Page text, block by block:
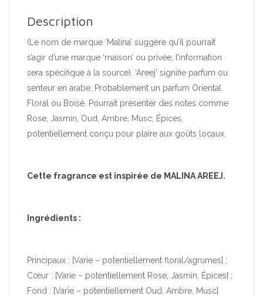
Description
(Le nom de marque ‘Malina’ suggère qu’il pourrait
s’agir d’une marque ‘maison’ ou privée, l’information
sera spécifique à la source). ‘Areej’ signifie parfum ou
senteur en arabe. Probablement un parfum Oriental
Floral ou Boisé. Pourrait présenter des notes comme
Rose, Jasmin, Oud, Ambre, Musc, Épices,
potentiellement conçu pour plaire aux goûts locaux.
Cette fragrance est inspirée de MALINA AREEJ.
Ingrédients :
Principaux : [Varie – potentiellement floral/agrumes] ;
Cœur : [Varie – potentiellement Rose, Jasmin, Épices] ;
Fond : [Varie – potentiellement Oud, Ambre, Musc]